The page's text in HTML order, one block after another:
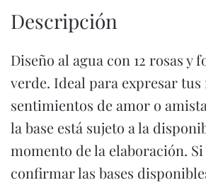
Descripción
Diseño al agua con 12 rosas y
verde. Ideal para expresar tus
sentimientos de amor o
la base está sujeto a la
momento de la elaboración. Si
confirmar las bases